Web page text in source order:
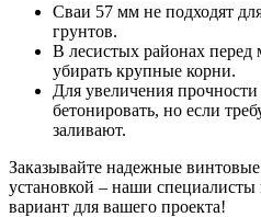
Сваи 57 мм не подходят
грунтов.
В лесистых районах
убирать крупные корни.
Для увеличения
бетонировать, но если
заливают.
Заказывайте надежные винтовые
установкой – наши
вариант для вашего проекта!